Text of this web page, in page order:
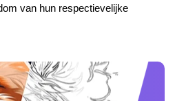
van hun respectievelijke